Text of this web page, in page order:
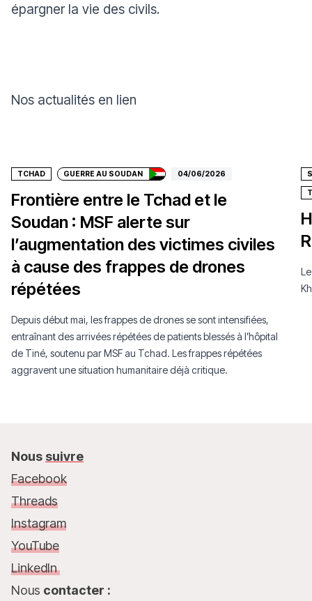
épargner la vie des civils.
Nos actualités en lien
TCHAD GUERRE AU SOUDAN 04/06/2026
Frontière entre le Tchad et le
Soudan : MSF alerte sur
l’augmentation des victimes civiles
à cause des frappes de drones
répétées
Depuis début mai, les frappes de drones se sont intensifiées,
entraînant des arrivées répétées de patients blessés à l’hôpital
de Tiné, soutenu par MSF au Tchad. Les frappes répétées
aggravent une situation humanitaire déjà critique.
Nous suivre
Facebook
Threads
Instagram
YouTube
LinkedIn
Nous contacter :